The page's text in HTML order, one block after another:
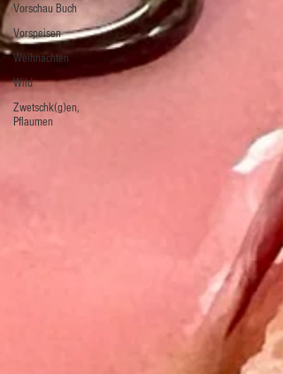
Vorschau Buch
Vorspeisen
Weihnachten
Wild
Zwetschk(g)en,
Pflaumen